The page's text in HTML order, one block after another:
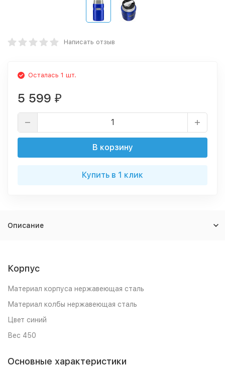
Написать отзыв
Осталась 1 шт.
5 599 ₽
В корзину
Купить в 1 клик
Описание
Корпус
Материал корпуса нержавеющая сталь
Материал колбы нержавеющая сталь
Цвет синий
Вес 450
Основные характеристики